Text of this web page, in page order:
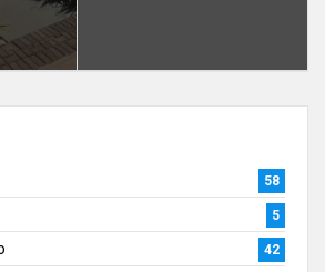
58
5
42